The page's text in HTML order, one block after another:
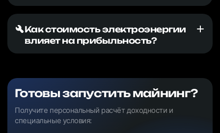
Как стоимость электроэнергии
влияет на прибыльность?
Готовы запустить майнинг?
Получите персональный расчёт доходности и
специальные условия: